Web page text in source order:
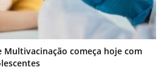
Multivacinação começa hoje com